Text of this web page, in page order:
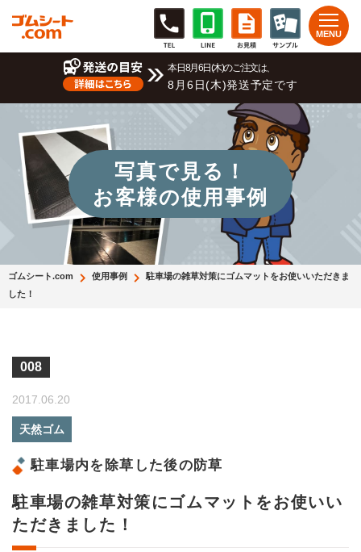
本日8月6日(木)のご注文は、
8月6日(木)発送予定です
写真で見る！
お客様の使用事例
ゴムシート.com 使用事例
駐車場の雑草対策にゴムマットをお使いいただきま
した！
008
2017.06.20
天然ゴム
駐車場内を除草した後の防草
駐車場の雑草対策にゴムマットをお使いい
ただきました！